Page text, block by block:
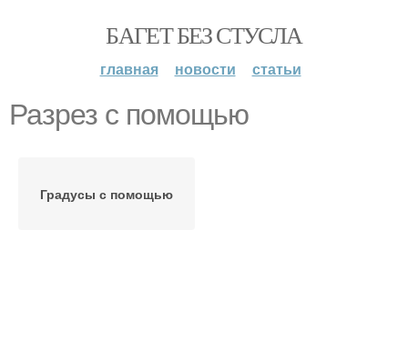
БАГЕТ БЕЗ СТУСЛА
главная новости статьи
Разрез с помощью
Градусы с помощью